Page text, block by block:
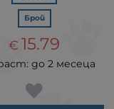
Брой
15.79
€
до 2 месеца